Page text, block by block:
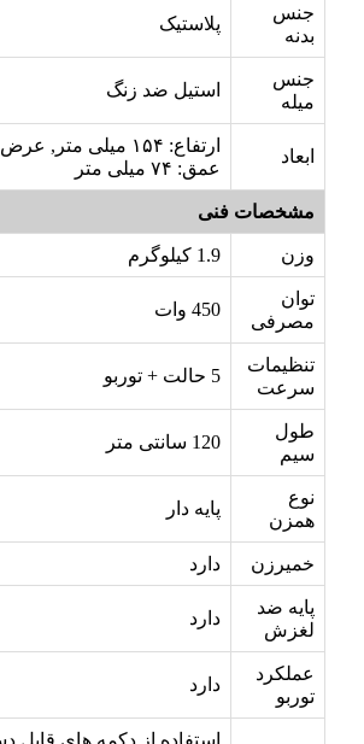
جنس
بدنه
پلاستیک
جنس
میله
استیل ضد زنگ
ابعاد
عمق: ۷۴ میلی متر
مشخصات فنی
وزن 1.9 کیلوگرم
توان
مصرفی
450 وات
تنظیمات
سرعت
طول
سیم
120 سانتی متر
نوع
همزن
پایه دار
خمیرزن دارد
پایه ضد
لغزش
دارد
عملکرد
توربو
دارد
استفاده از دکمه های قابل